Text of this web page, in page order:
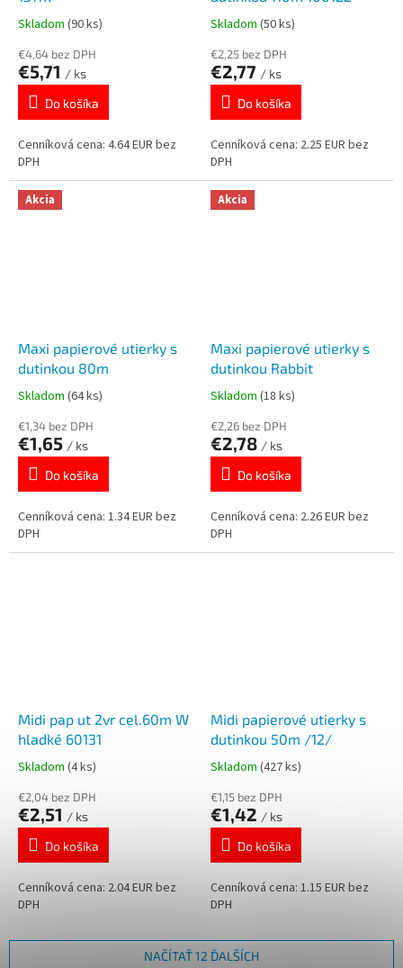
Skladom (90 ks)
€4,64 bez DPH
€5,71 / ks
Do košíka
Cenníková cena: 4.64 EUR bez
DPH
Skladom (50 ks)
€2,25 bez DPH
€2,77 / ks
Do košíka
Cenníková cena: 2.25 EUR bez
DPH
Akcia
Maxi papierové utierky s
dutinkou 80m
Skladom (64 ks)
€1,34 bez DPH
€1,65 / ks
Do košíka
Cenníková cena: 1.34 EUR bez
DPH
Akcia
Maxi papierové utierky s
dutinkou Rabbit
Skladom (18 ks)
€2,26 bez DPH
€2,78 / ks
Do košíka
Cenníková cena: 2.26 EUR bez
DPH
Midi pap ut 2vr cel.60m W
hladké 60131
Skladom (4 ks)
€2,04 bez DPH
€2,51 / ks
Do košíka
Cenníková cena: 2.04 EUR bez
DPH
Midi papierové utierky s
dutinkou 50m /12/
Skladom (427 ks)
€1,15 bez DPH
€1,42 / ks
Do košíka
Cenníková cena: 1.15 EUR bez
DPH
NAČÍTAŤ 12 ĎALŠÍCH